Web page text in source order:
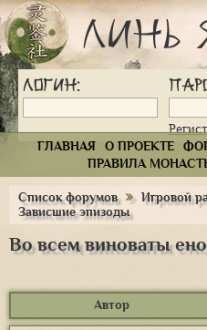
Линь
Логин:
ГЛАВНАЯ
О ПРОЕКТЕ
ПРАВИЛА
Список форумов Игровой
Зависшие эпизоды
Во всем виноваты
Автор